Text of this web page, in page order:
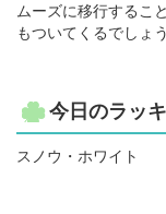
ムーズに移行するこ
もついてくるでしょう
今日のラッ
スノウ・ホワイト